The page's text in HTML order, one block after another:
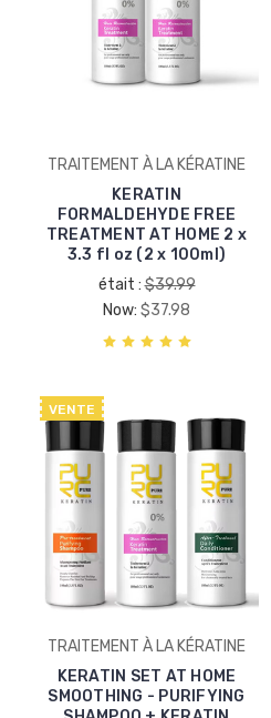
TRAITEMENT À LA KÉRATINE
KERATIN
FORMALDEHYDE FREE
TREATMENT AT HOME 2 x
3.3 fl oz (2 x 100ml)
était :$39.99
Now: $37.98
VENTE
TRAITEMENT À LA KÉRATINE
KERATIN SET AT HOME
SMOOTHING - PURIFYING